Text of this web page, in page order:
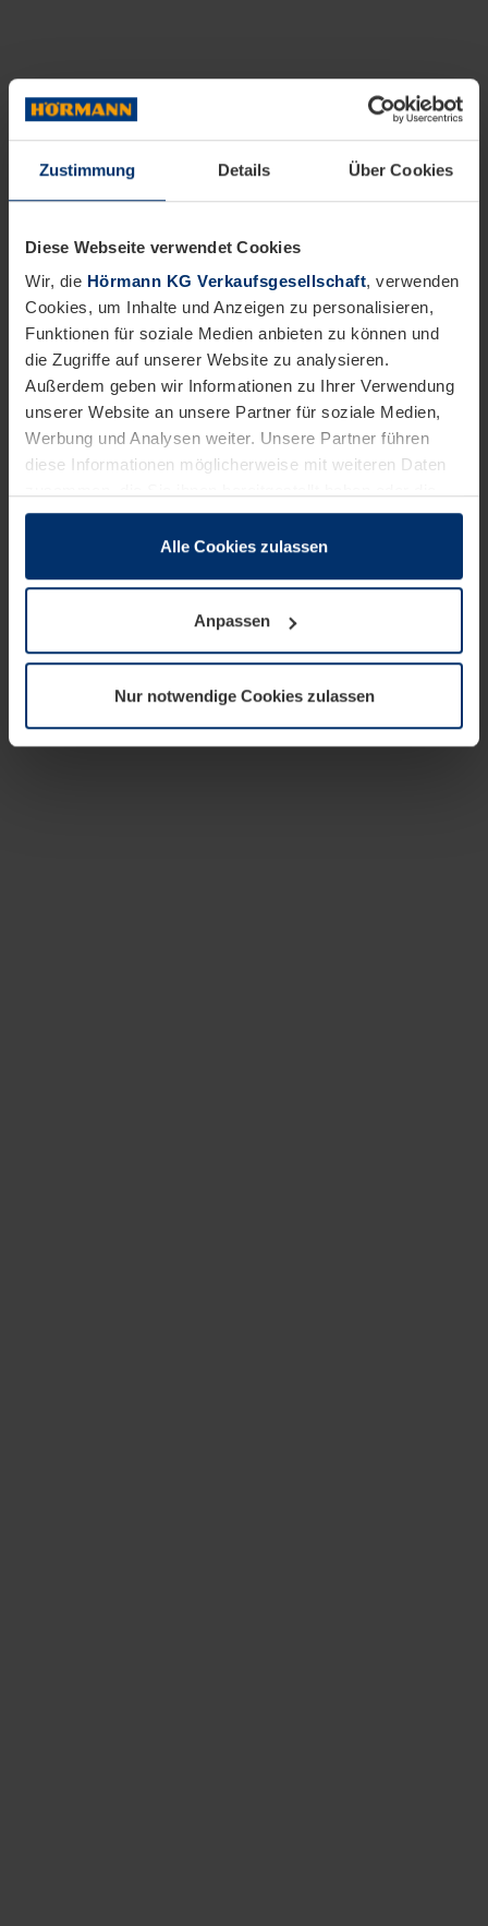
Zustimmung Details Über Cookies
Diese Webseite verwendet Cookies
Wir, die Hörmann KG Verkaufsgesellschaft, verwenden
Cookies, um Inhalte und Anzeigen zu personalisieren,
Funktionen für soziale Medien anbieten zu können und
die Zugriffe auf unserer Website zu analysieren.
Außerdem geben wir Informationen zu Ihrer Verwendung
unserer Website an unsere Partner für soziale Medien,
Werbung und Analysen weiter. Unsere Partner führen
diese Informationen möglicherweise mit weiteren Daten
sie im Rahmen Ihrer Nutzung der Dienste gesammelt
wenn diese für den Betrieb dieser Seite unbedingt
notwendig sind. Für alle anderen Cookie-Typen benötigen
wir Ihre Erlaubnis. Ihre Einwilligung können Sie jederzeit
Datenschutzerklärungunserer Website ändern oder
widerrufen.
Alle Cookies zulassen
Anpassen
Nur notwendige Cookies zulassen